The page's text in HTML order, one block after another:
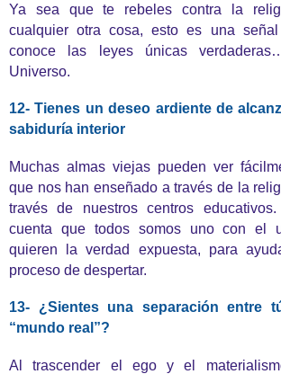
Ya sea que te rebeles contra la
cualquier otra cosa, esto es una
conoce las leyes únicas
Universo.
12- Tienes un deseo ardiente de
sabiduría interior
Muchas almas viejas pueden ver
que nos han enseñado a través de la
través de nuestros centros
cuenta que todos somos uno con el
quieren la verdad expuesta, para
proceso de despertar.
13- ¿Sientes una separación entre
“mundo real”?
Al trascender el ego y el